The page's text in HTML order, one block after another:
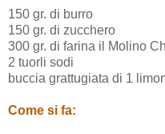
150 gr. di burro
150 gr. di zucchero
300 gr. di farina il Molino
2 tuorli sodi
buccia grattugiata di 1
Come si fa: